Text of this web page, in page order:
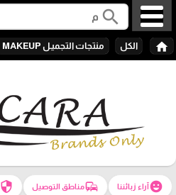
search
home الكل منتجات التجميـل MAKEUP
emoji_emotionsآراء زبائننا commuteمناطق التوصيل security